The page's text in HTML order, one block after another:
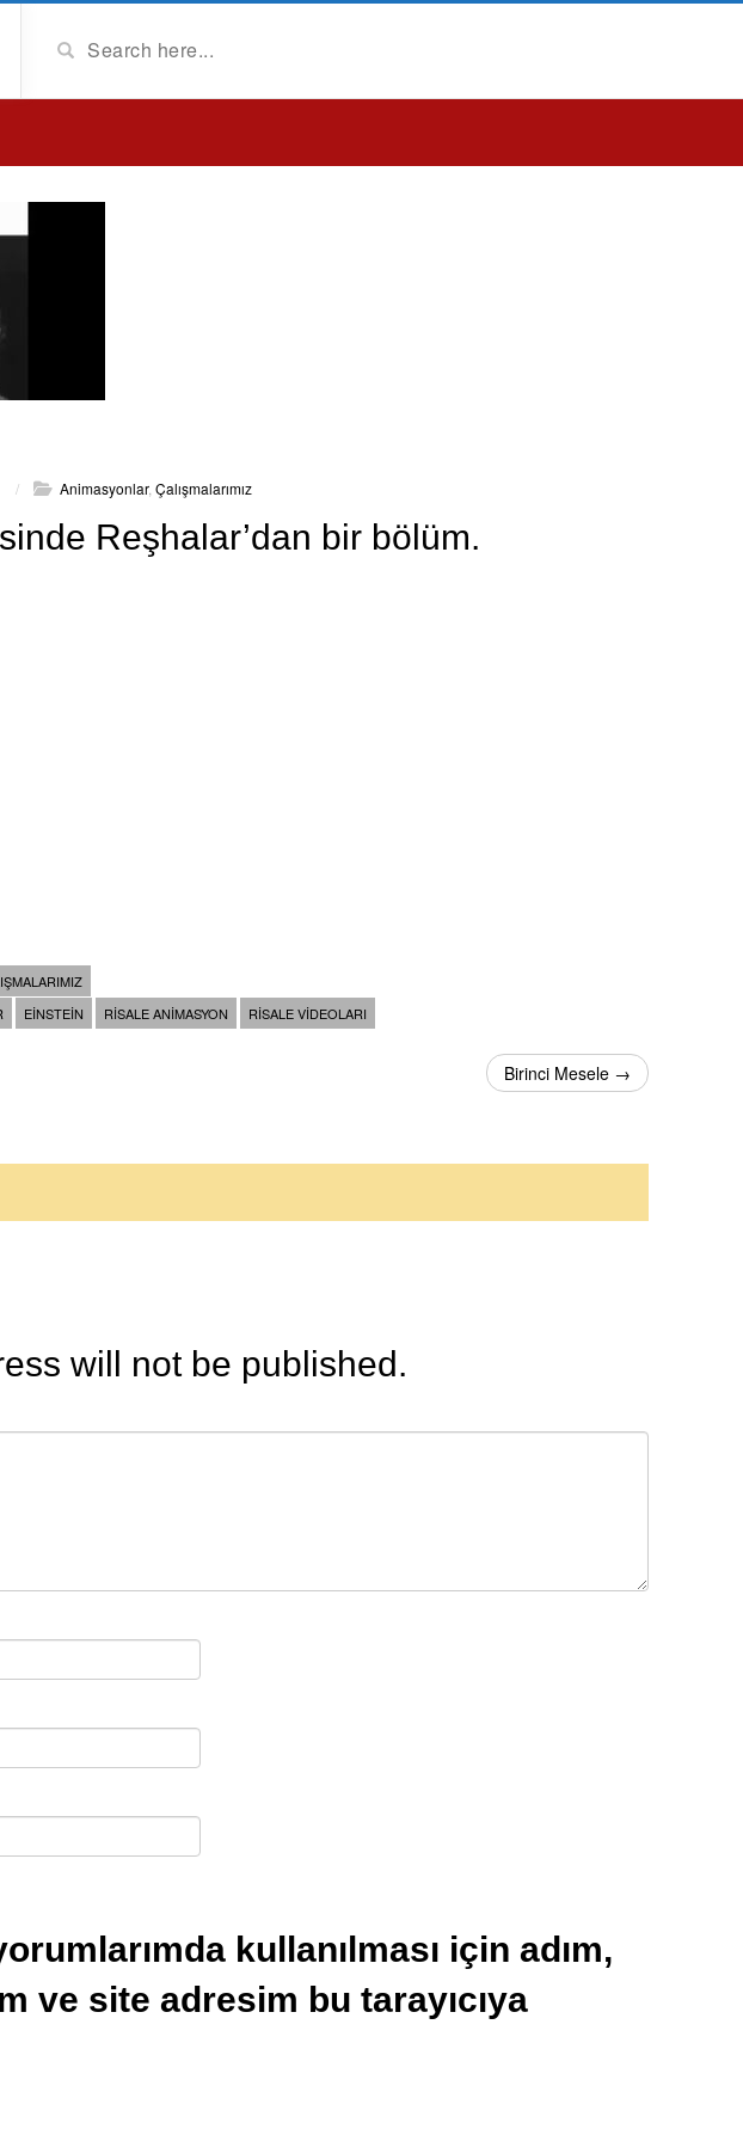
/ Animasyonlar, Çalışmalarımız
Reşhalar’dan bir bölüm.
EINSTEIN RISALE ANIMASYON RISALE VIDEOLARI
Birinci Mesele →
will not be published.
kullanılması için adım,
ve site adresim bu tarayıcıya